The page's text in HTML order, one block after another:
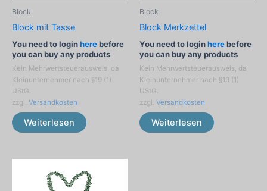
Block
Block mit Tasse
You need to loginherebefore
you can buy any products
Kein Mehrwertsteuerausweis, da
Kleinunternehmer nach §19 (1)
UStG.
zzgl. Versandkosten
Weiterlesen
Block
Block Merkzettel
You need to loginherebefore
you can buy any products
Kein Mehrwertsteuerausweis, da
Kleinunternehmer nach §19 (1)
UStG.
zzgl. Versandkosten
Weiterlesen